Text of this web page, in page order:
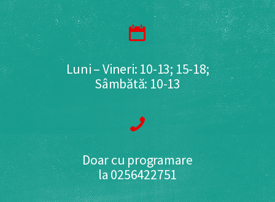
Luni – Vineri: 10-13; 15-18;
Sâmbătă: 10-13
Doar cu programare
la 0256422751